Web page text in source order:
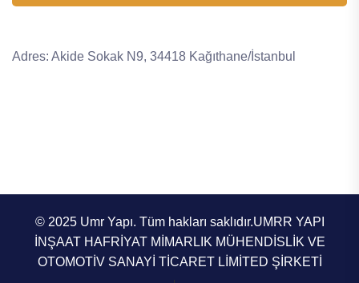
Adres: Akide Sokak N9, 34418 Kağıthane/İstanbul
© 2025 Umr Yapı. Tüm hakları saklıdır.UMRR YAPI
İNŞAAT HAFRİYAT MİMARLIK MÜHENDİSLİK VE
OTOMOTİV SANAYİ TİCARET LİMİTED ŞİRKETİ